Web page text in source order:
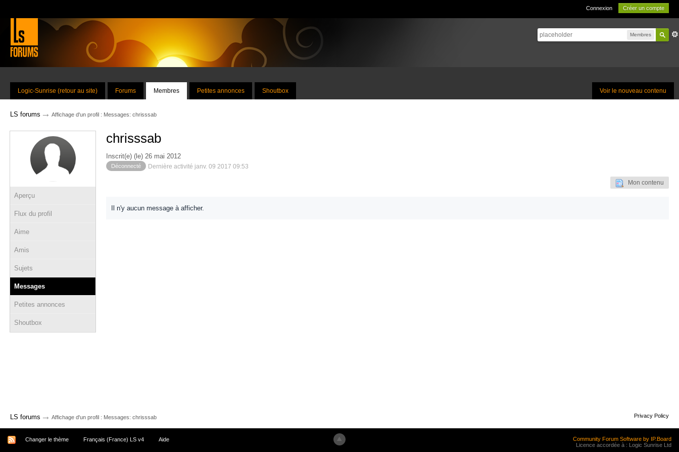
Connexion Créer un compte
Membres
Voir le nouveau contenu
Logic-Sunrise (retour au site) Forums Membres Petites annonces Shoutbox
LS forums → Affichage d'un profil : Messages: chrisssab
Aperçu
Flux du profil
Aime
Amis
Sujets
Messages
Petites annonces
Shoutbox
chrisssab
Inscrit(e) (le) 26 mai 2012
Déconnecté Dernière activité janv. 09 2017 09:53
Mon contenu
Il n'y aucun message à afficher.
LS forums → Affichage d'un profil : Messages: chrisssab Privacy Policy
Changer le thème Français (France) LS v4 Aide
Community Forum Software by IP.Board
Licence accordée à : Logic Sunrise Ltd